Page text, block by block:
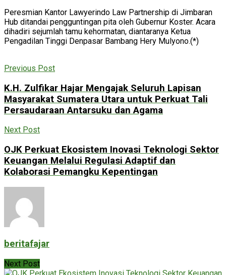
Peresmian Kantor Lawyerindo Law Partnership di Jimbaran
Hub ditandai pengguntingan pita oleh Gubernur Koster. Acara
dihadiri sejumlah tamu kehormatan, diantaranya Ketua
Pengadilan Tinggi Denpasar Bambang Hery Mulyono.(*)
Previous Post
K.H. Zulfikar Hajar Mengajak Seluruh Lapisan
Masyarakat Sumatera Utara untuk Perkuat Tali
Persaudaraan Antarsuku dan Agama
Next Post
OJK Perkuat Ekosistem Inovasi Teknologi Sektor
Keuangan Melalui Regulasi Adaptif dan
Kolaborasi Pemangku Kepentingan
beritafajar
Next Post